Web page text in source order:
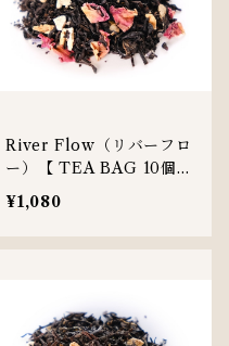
River Flow（リバーフロ
ー）【 TEA BAG 10個入
】
¥1,080